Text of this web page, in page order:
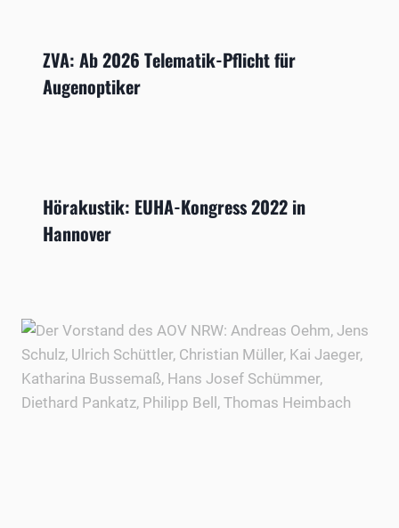
ZVA: Ab 2026 Telematik-Pflicht für
Augenoptiker
Hörakustik: EUHA-Kongress 2022 in
Hannover